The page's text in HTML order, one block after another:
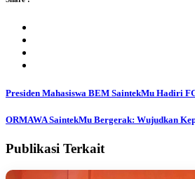
Presiden Mahasiswa BEM SaintekMu Hadiri
ORMAWA SaintekMu Bergerak: Wujudkan
Publikasi Terkait